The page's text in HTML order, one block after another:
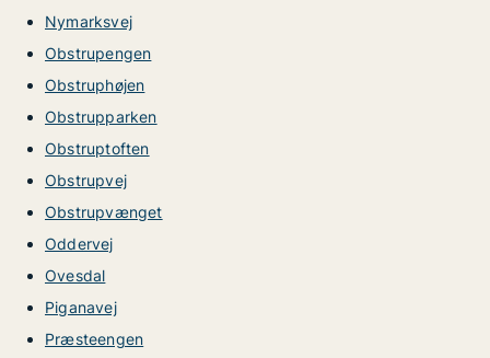
Nymarksvej
Obstrupengen
Obstruphøjen
Obstrupparken
Obstruptoften
Obstrupvej
Obstrupvænget
Oddervej
Ovesdal
Piganavej
Præsteengen